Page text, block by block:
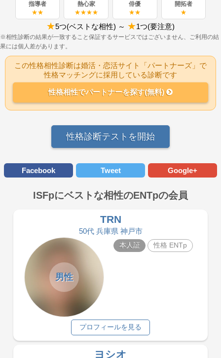
指導者
★★
熱心家
★★★★
俳優
★★
開拓者
★
★5つ(ベストな相性) ～ ★1つ(要注意)
※相性診断の結果が一致すること保証するサービスではございません、ご利用の結
果には個人差があります。
この性格相性診断は婚活・恋活サイト「パートナーズ」で
性格マッチングに採用している診断です
性格相性でパートナーを探す(無料)
性格診断テストを開始
Facebook Tweet Google+
ISFpにベストな相性のENTpの会員
TRN
50代 兵庫県 神戸市
男性
本人証 性格 ENTp
プロフィールを見る
ヨシオ